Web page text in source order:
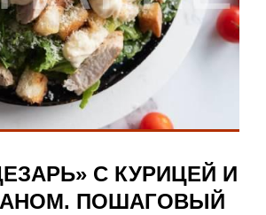
С КУРИЦЕЙ И
ПОШАГОВЫЙ